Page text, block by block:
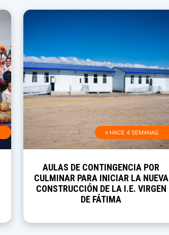
≡ HACE 4 SEMANAS
AULAS DE CONTINGENCIA POR
CULMINAR PARA INICIAR LA NUEVA
CONSTRUCCIÓN DE LA I.E. VIRGEN
DE FÁTIMA